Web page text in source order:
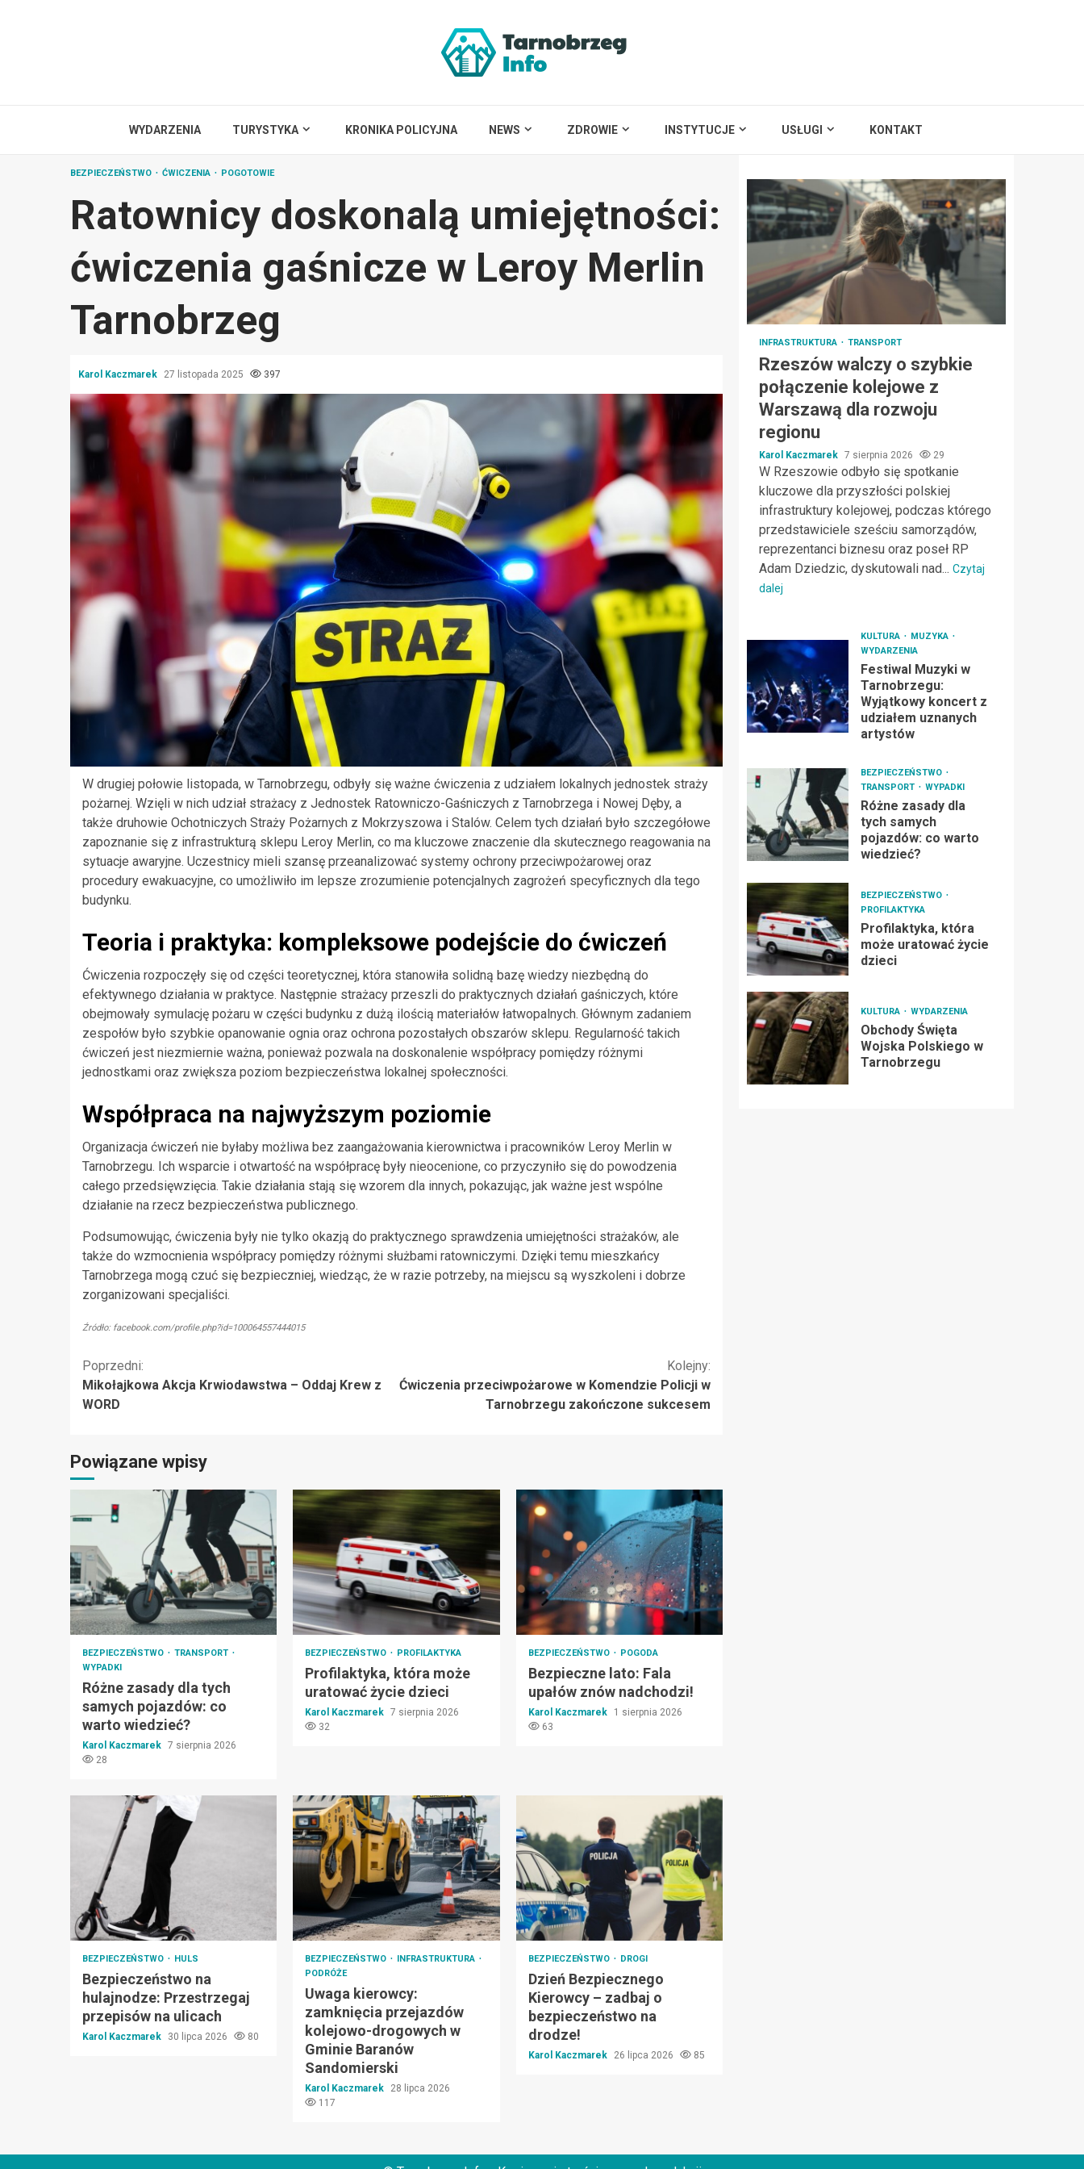
WYDARZENIA TURYSTYKA KRONIKA POLICYJNA NEWS ZDROWIE INSTYTUCJE USŁUGI KONTAKT
BEZPIECZEŃSTWO ĆWICZENIA POGOTOWIE
Ratownicy doskonalą umiejętności:
ćwiczenia gaśnicze w Leroy Merlin
Tarnobrzeg
Karol Kaczmarek 27 listopada 2025 397
W drugiej połowie listopada, w Tarnobrzegu, odbyły się ważne ćwiczenia z udziałem lokalnych jednostek straży
pożarnej. Wzięli w nich udział strażacy z Jednostek Ratowniczo-Gaśniczych z Tarnobrzega i Nowej Dęby, a
także druhowie Ochotniczych Straży Pożarnych z Mokrzyszowa i Stalów. Celem tych działań było szczegółowe
zapoznanie się z infrastrukturą sklepu Leroy Merlin, co ma kluczowe znaczenie dla skutecznego reagowania na
sytuacje awaryjne. Uczestnicy mieli szansę przeanalizować systemy ochrony przeciwpożarowej oraz
procedury ewakuacyjne, co umożliwiło im lepsze zrozumienie potencjalnych zagrożeń specyficznych dla tego
budynku.
Teoria i praktyka: kompleksowe podejście do ćwiczeń
Ćwiczenia rozpoczęły się od części teoretycznej, która stanowiła solidną bazę wiedzy niezbędną do
efektywnego działania w praktyce. Następnie strażacy przeszli do praktycznych działań gaśniczych, które
obejmowały symulację pożaru w części budynku z dużą ilością materiałów łatwopalnych. Głównym zadaniem
zespołów było szybkie opanowanie ognia oraz ochrona pozostałych obszarów sklepu. Regularność takich
ćwiczeń jest niezmiernie ważna, ponieważ pozwala na doskonalenie współpracy pomiędzy różnymi
jednostkami oraz zwiększa poziom bezpieczeństwa lokalnej społeczności.
Współpraca na najwyższym poziomie
Organizacja ćwiczeń nie byłaby możliwa bez zaangażowania kierownictwa i pracowników Leroy Merlin w
Tarnobrzegu. Ich wsparcie i otwartość na współpracę były nieocenione, co przyczyniło się do powodzenia
całego przedsięwzięcia. Takie działania stają się wzorem dla innych, pokazując, jak ważne jest wspólne
działanie na rzecz bezpieczeństwa publicznego.
Podsumowując, ćwiczenia były nie tylko okazją do praktycznego sprawdzenia umiejętności strażaków, ale
także do wzmocnienia współpracy pomiędzy różnymi służbami ratowniczymi. Dzięki temu mieszkańcy
Tarnobrzega mogą czuć się bezpieczniej, wiedząc, że w razie potrzeby, na miejscu są wyszkoleni i dobrze
zorganizowani specjaliści.
Źródło: facebook.com/profile.php?id=100064557444015
Kontynuuj
czytanie
Poprzedni:
Mikołajkowa Akcja Krwiodawstwa – Oddaj Krew z
WORD
Kolejny:
Ćwiczenia przeciwpożarowe w Komendzie Policji w
Tarnobrzegu zakończone sukcesem
Powiązane wpisy
BEZPIECZEŃSTWO
TRANSPORT
WYPADKI
Różne zasady dla tych
samych pojazdów: co
warto wiedzieć?
Karol Kaczmarek 7 sierpnia 2026
28
BEZPIECZEŃSTWO PROFILAKTYKA
Profilaktyka, która może
uratować życie dzieci
Karol Kaczmarek 7 sierpnia 2026
32
BEZPIECZEŃSTWO POGODA
Bezpieczne lato: Fala
upałów znów nadchodzi!
Karol Kaczmarek
1 sierpnia 2026
63
BEZPIECZEŃSTWO HULS
Bezpieczeństwo na
hulajnodze: Przestrzegaj
przepisów na ulicach
Karol Kaczmarek 30 lipca 2026 80
BEZPIECZEŃSTWO
INFRASTRUKTURA
PODRÓŻE
Uwaga kierowcy:
zamknięcia przejazdów
kolejowo-drogowych w
Gminie Baranów
Sandomierski
Karol Kaczmarek
28 lipca 2026
117
BEZPIECZEŃSTWO DROGI
Dzień Bezpiecznego
Kierowcy – zadbaj o
bezpieczeństwo na
drodze!
Karol Kaczmarek 26 lipca 2026 85
INFRASTRUKTURA TRANSPORT
Rzeszów walczy o szybkie
połączenie kolejowe z
Warszawą dla rozwoju
regionu
Karol Kaczmarek 7 sierpnia 2026 29
W Rzeszowie odbyło się spotkanie
kluczowe dla przyszłości polskiej
infrastruktury kolejowej, podczas którego
przedstawiciele sześciu samorządów,
reprezentanci biznesu oraz poseł RP
Adam Dziedzic, dyskutowali nad... Czytaj
dalej
KULTURA
MUZYKA
WYDARZENIA
Festiwal Muzyki w
Tarnobrzegu:
Wyjątkowy koncert z
udziałem uznanych
artystów
BEZPIECZEŃSTWO
TRANSPORT
WYPADKI
Różne zasady dla
tych samych
pojazdów: co warto
wiedzieć?
BEZPIECZEŃSTWO
PROFILAKTYKA
Profilaktyka, która
może uratować życie
dzieci
KULTURA WYDARZENIA
Obchody Święta
Wojska Polskiego w
Tarnobrzegu